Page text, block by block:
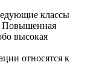
классы
Повышенная
высокая
относятся к